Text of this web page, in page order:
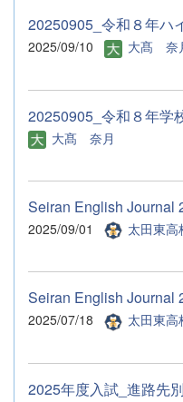
20250905_令和８年ハ
2025/09/10 大髙 奈
20250905_令和８年学
大髙 奈月
2025/09/01 太田東
Seiran English Journal
2025/07/18 太田東
2025年度入試_進路先